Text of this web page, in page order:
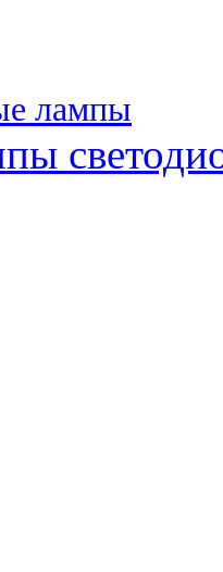
лампы